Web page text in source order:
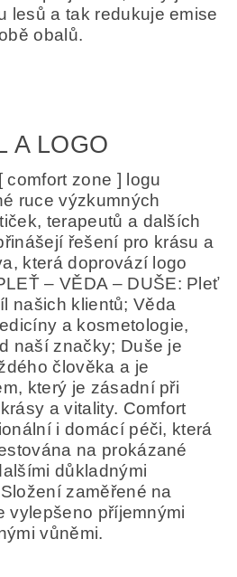
lesů a tak redukuje emise
obalů.
A LOGO
comfort zone ] logu
ruce výzkumných
terapeutů a dalších
řešení pro krásu a
která doprovází logo
– VĚDA – DUŠE: Pleť
našich klientů; Věda
a kosmetologie,
naší značky; Duše je
člověka a je
který je zásadní při
a vitality. Comfort
i domácí péči, která
na prokázané
důkladnými
zaměřené na
vylepšeno příjemnými
vůněmi.